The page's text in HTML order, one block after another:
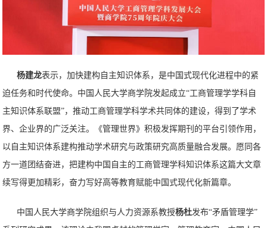
杨建龙表示，加快建构自主知识体系，是中国式现代化进程中的紧
迫任务和时代使命。中国人民大学商学院发起成立“工商管理学学科自
主知识体系联盟”，推动工商管理学科学术共同体的建设，得到了学术
界、企业界的广泛关注。《管理世界》积极发挥期刊的平台引领作用，
以自主知识体系建构推动学术研究与政策研究高质量融合发展。愿同各
方一道团结奋进，把建构中国自主的工商管理学科知识体系这篇大文章
续写得更加精彩，奋力写好高等教育赋能中国式现代化新篇章。
中国人民大学商学院组织与人力资源系教授杨杜发布“矛盾管理学”